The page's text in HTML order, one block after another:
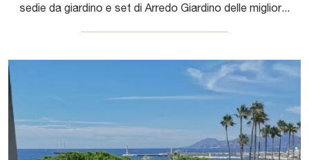
sedie da giardino e set di Arredo Giardino delle migliori marche: scopri di più sul modello Rocket Green Outdoor di Bontempi, clicca subito!